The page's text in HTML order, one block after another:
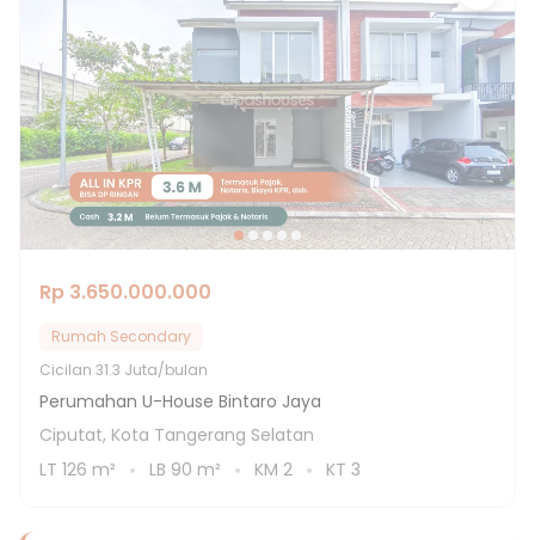
Rp 3.650.000.000
Rumah Secondary
Cicilan 31.3 Juta/bulan
Perumahan U-House Bintaro Jaya
Ciputat, Kota Tangerang Selatan
LT 126 m² LB 90 m² KM 2 KT 3